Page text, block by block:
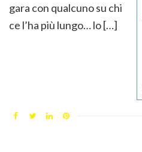
gara con qualcuno su chi
ce l’ha più lungo… lo […]